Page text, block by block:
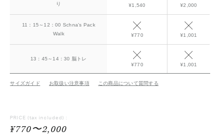
り
¥1,540 ¥2,000
11：15～12：00 Schna's Pack
Walk
¥770 ¥1,001
13：45～14：30 脳トレ
¥770
¥1,001
サイズガイド お取扱い注意事項 この商品について質問する
PRICE (tax included) :
¥770〜2,000